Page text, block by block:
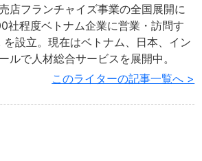
店フランチャイズ事業の全国展開に
社程度ベトナム企業に営業・訪問す
設立。現在はベトナム、日本、イン
ルで人材総合サービスを展開中。
このライターの記事一覧へ >